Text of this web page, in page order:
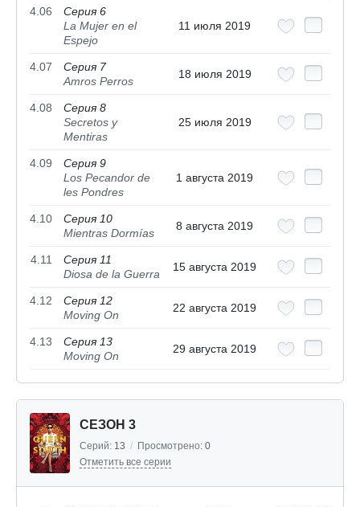
4.06
Серия 6
La Mujer en el
Espejo
11 июля 2019
4.07
Серия 7
Amros Perros
18 июля 2019
4.08
Серия 8
Secretos y
Mentiras
25 июля 2019
4.09
Серия 9
Los Pecandor de
les Pondres
1 августа 2019
4.10
Серия 10
Mientras Dormías
8 августа 2019
4.11
Серия 11
Diosa de la Guerra
15 августа 2019
4.12
Серия 12
Moving On
22 августа 2019
4.13
Серия 13
Moving On
29 августа 2019
СЕЗОН 3
Серий: 13 / Просмотрено: 0
Отметить все серии